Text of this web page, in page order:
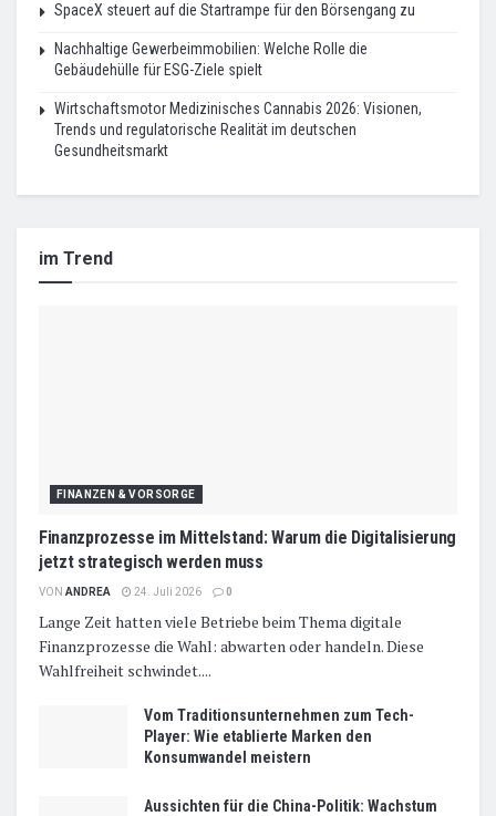
SpaceX steuert auf die Startrampe für den Börsengang zu
Nachhaltige Gewerbeimmobilien: Welche Rolle die
Gebäudehülle für ESG-Ziele spielt
Wirtschaftsmotor Medizinisches Cannabis 2026: Visionen,
Trends und regulatorische Realität im deutschen
Gesundheitsmarkt
im Trend
FINANZEN & VORSORGE
Finanzprozesse im Mittelstand: Warum die Digitalisierung
jetzt strategisch werden muss
VON ANDREA 24. Juli 2026 0
Lange Zeit hatten viele Betriebe beim Thema digitale
Finanzprozesse die Wahl: abwarten oder handeln. Diese
Wahlfreiheit schwindet....
Vom Traditionsunternehmen zum Tech-
Player: Wie etablierte Marken den
Konsumwandel meistern
Aussichten für die China-Politik: Wachstum